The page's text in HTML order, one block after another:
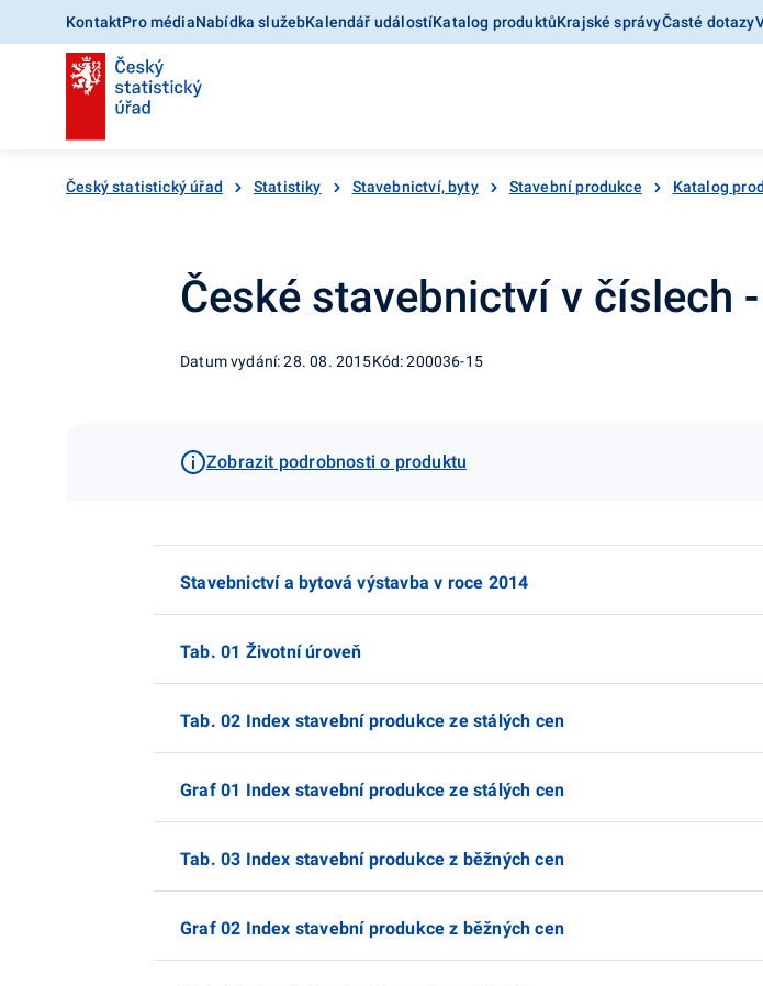
KontaktPro médiaNabídka služebKalendář událostíKatalog produktůKrajské správyČasté dotazy
Český statistický úřad Statistiky Stavebnictví, byty Stavební produkce Katalog
České stavebnictví v číslech
Datum vydání: 28. 08. 2015Kód: 200036-15
Zobrazit podrobnosti o produktu
Stavebnictví a bytová výstavba v roce 2014
Tab. 01 Životní úroveň
Tab. 02 Index stavební produkce ze stálých cen
Graf 01 Index stavební produkce ze stálých cen
Tab. 03 Index stavební produkce z běžných cen
Graf 02 Index stavební produkce z běžných cen